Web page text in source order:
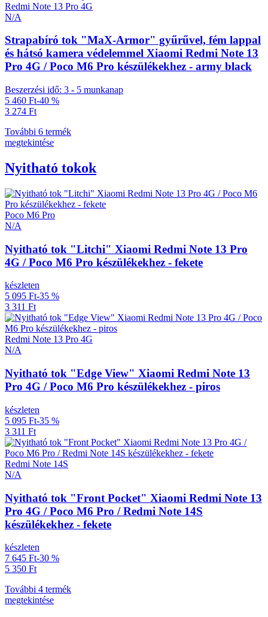
Redmi Note 13 Pro 4G
N/A
Strapabíró tok "MaX-Armor" gyűrűvel, fém lappal
és hátsó kamera védelemmel Xiaomi Redmi Note 13
Pro 4G / Poco M6 Pro készülékekhez - army black
Beszerzési idő: 3 - 5 munkanap
5 460 Ft-40 %
3 274 Ft
További 6 termék
megtekintése
Nyitható tokok
Poco M6 Pro
N/A
Nyitható tok "Litchi" Xiaomi Redmi Note 13 Pro
4G / Poco M6 Pro készülékekhez - fekete
készleten
5 095 Ft-35 %
3 311 Ft
Redmi Note 13 Pro 4G
N/A
Nyitható tok "Edge View" Xiaomi Redmi Note 13
Pro 4G / Poco M6 Pro készülékekhez - piros
készleten
5 095 Ft-35 %
3 311 Ft
Redmi Note 14S
N/A
Nyitható tok "Front Pocket" Xiaomi Redmi Note 13
Pro 4G / Poco M6 Pro / Redmi Note 14S
készülékekhez - fekete
készleten
7 645 Ft-30 %
5 350 Ft
További 4 termék
megtekintése